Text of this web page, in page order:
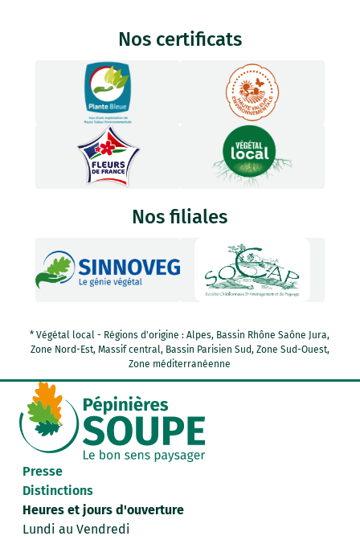
Nos certificats
Nos filiales
* Végétal local - Régions d'origine : Alpes, Bassin Rhône Saône Jura,
Zone Nord-Est, Massif central, Bassin Parisien Sud, Zone Sud-Ouest,
Zone méditerranéenne
Presse
Distinctions
Heures et jours d'ouverture
Lundi au Vendredi